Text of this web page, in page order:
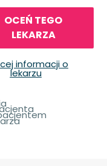
OCEŃ TEGO
LEKARZA
informacji o
lekarzu